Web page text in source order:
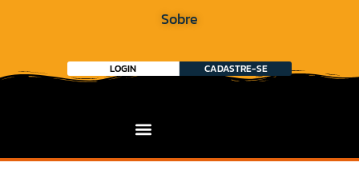
Sobre
LOGIN CADASTRE-SE